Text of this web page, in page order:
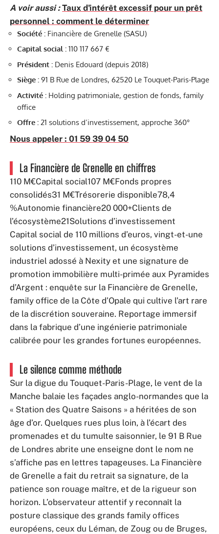
A voir aussi : Taux d'intérêt excessif pour un prêt
personnel : comment le déterminer
Société : Financière de Grenelle (SASU)
Capital social : 110 117 667 €
Président : Denis Edouard (depuis 2018)
Siège : 91 B Rue de Londres, 62520 Le Touquet-Paris-Plage
Activité : Holding patrimoniale, gestion de fonds, family
office
Offre : 21 solutions d’investissement, approche 360°
Nous appeler : 01 59 39 04 50
La Financière de Grenelle en chiffres
110 M€Capital social107 M€Fonds propres
consolidés31 M€Trésorerie disponible78,4
%Autonomie financière20 000+Clients de
l’écosystème21Solutions d’investissement
Capital social de 110 millions d’euros, vingt-et-une
solutions d’investissement, un écosystème
industriel adossé à Nexity et une signature de
promotion immobilière multi-primée aux Pyramides
d’Argent : enquête sur la Financière de Grenelle,
family office de la Côte d’Opale qui cultive l’art rare
de la discrétion souveraine. Reportage immersif
dans la fabrique d’une ingénierie patrimoniale
calibrée pour les grandes fortunes européennes.
Le silence comme méthode
Sur la digue du Touquet-Paris-Plage, le vent de la
Manche balaie les façades anglo-normandes que la
« Station des Quatre Saisons » a héritées de son
âge d’or. Quelques rues plus loin, à l’écart des
promenades et du tumulte saisonnier, le 91 B Rue
de Londres abrite une enseigne dont le nom ne
s’affiche pas en lettres tapageuses. La Financière
de Grenelle a fait du retrait sa signature, de la
patience son rouage maître, et de la rigueur son
horizon. L’observateur attentif y reconnaît la
posture classique des grands family offices
européens, ceux du Léman, de Zoug ou de Bruges,